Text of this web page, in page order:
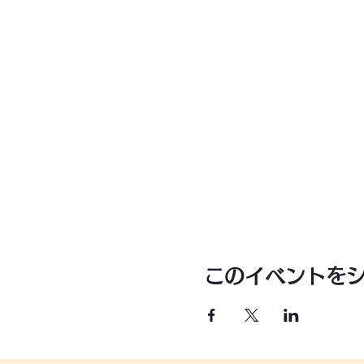
このイベントを